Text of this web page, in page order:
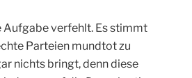
Aufgabe verfehlt. Es stimmt
Parteien mundtot zu
nichts bringt, denn diese